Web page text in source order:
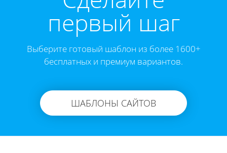
первый шаг
Выберите готовый шаблон из более 1600+
бесплатных и премиум вариантов.
ШАБЛОНЫ САЙТОВ